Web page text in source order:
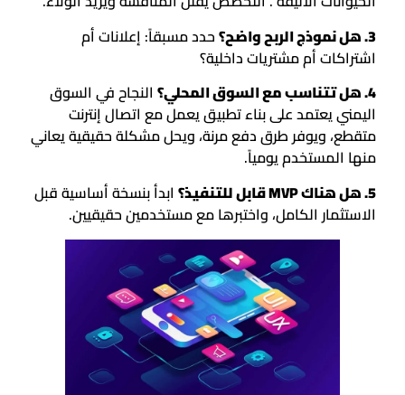
3. هل نموذج الربح واضح؟
حدد مسبقاً: إعلانات أم
اشتراكات أم مشتريات داخلية؟
4. هل تتناسب مع السوق المحلي؟
النجاح في السوق
اليمني يعتمد على بناء تطبيق يعمل مع اتصال إنترنت
متقطع، ويوفر طرق دفع مرنة، ويحل مشكلة حقيقية يعاني
منها المستخدم يومياً.
5. هل هناك MVP قابل للتنفيذ؟
ابدأ بنسخة أساسية قبل
الاستثمار الكامل، واختبرها مع مستخدمين حقيقيين.